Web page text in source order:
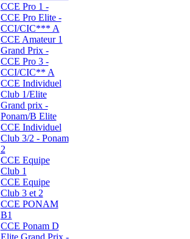
CCE Pro 1 -
CCE Pro Elite -
CCI/CIC*** A
CCE Amateur 1
Grand Prix -
CCE Pro 3 -
CCI/CIC** A
CCE Individuel
Club 1/Elite
Grand prix -
Ponam/B Elite
CCE Individuel
Club 3/2 - Ponam
2
CCE Equipe
Club 1
CCE Equipe
Club 3 et 2
CCE PONAM
B1
CCE Ponam D